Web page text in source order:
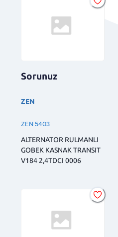
Sorunuz
ZEN
ZEN 5403
ALTERNATOR RULMANLI
GOBEK KASNAK TRANSIT
V184 2,4TDCI 0006